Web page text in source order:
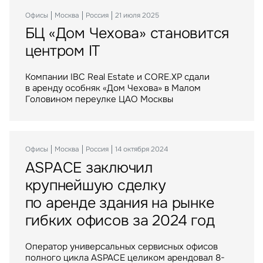
Офисы Москва Россия 21 июля 2025
БЦ «Дом Чехова» становится
центром IT
Компании IBC Real Estate и CORE.XP сдали
в аренду особняк «Дом Чехова» в Малом
Головином переулке ЦАО Москвы
Офисы Москва Россия 14 октября 2024
ASPACE заключил
крупнейшую сделку
по аренде здания на рынке
гибких офисов за 2024 год
Оператор универсальных сервисных офисов
полного цикла ASPACE целиком арендовал 8-
Склады Москва Россия 15 сентября 2025
Крупнейший российский
маркетплейс расширяется
в Воронеже
Крупнейший российский маркетплейс стал
арендатором логистического комплекса
Москва
ИП «РУСИЧ Холмогоры»
пополнился крупным
арендатором
Крупнейший российский маркетплейс стал
Инвестиции Москва Россия 29 сентября 2023
Торговые центры «МЕГА»
стали российским активом
IBC Real Estate выступила консультантом
крупнейшей в истории рынка сделки
по приобретению Группой Газпромбанк сети
Инвестиции Москва Россия 06 апреля 2023
Balchug Capital выкупил
у американских инвесторов
один из крупнейших
московских ТРЦ
Управление проектами